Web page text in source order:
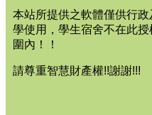
本站所提供之軟體僅供行政
學使用，學生宿舍不在此授
圍內！！
請尊重智慧財產權!!謝謝!!!